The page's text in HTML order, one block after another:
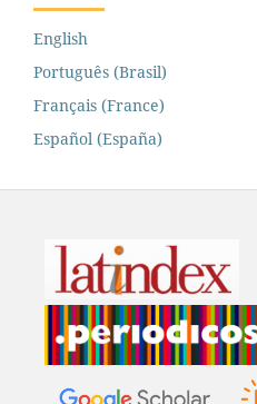
English
Português (Brasil)
Français (France)
Español (España)